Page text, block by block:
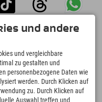
und andere
und vergleichbare
zu gestalten und
personenbezogene Daten wie
werden. Durch Klicken auf
zu. Durch Klicken auf
Auswahl treffen und